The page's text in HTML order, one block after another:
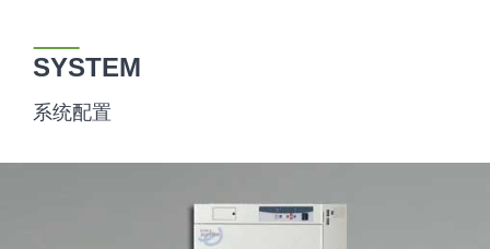
SYSTEM
系统配置